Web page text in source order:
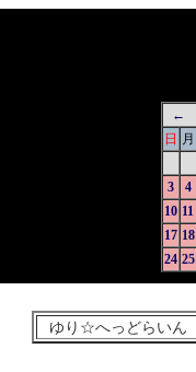
←
日
月
3
4
10 11
17 18
24 25